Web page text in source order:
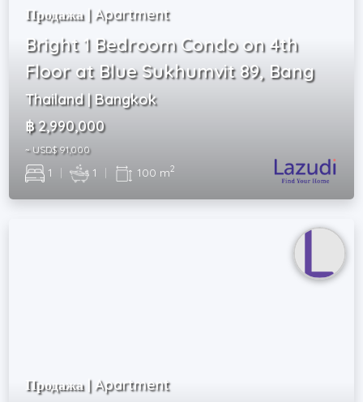
Продажа | Apartment
Bright 1 Bedroom Condo on 4th
Floor at Blue Sukhumvit 89, Bang
Thailand | Bangkok
฿ 2,990,000
~ USD$ 91,000
1 | 1 | 100 m2
Продажа | Apartment